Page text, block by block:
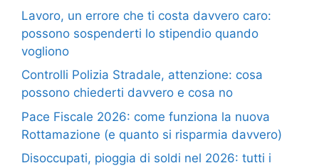
Lavoro, un errore che ti costa davvero caro:
possono sospenderti lo stipendio quando
vogliono
Controlli Polizia Stradale, attenzione: cosa
possono chiederti davvero e cosa no
Pace Fiscale 2026: come funziona la nuova
Rottamazione (e quanto si risparmia davvero)
Disoccupati, pioggia di soldi nel 2026: tutti i